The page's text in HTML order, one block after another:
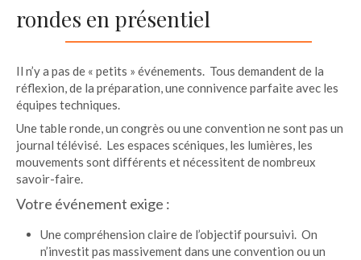
rondes en présentiel
Il n’y a pas de « petits » événements. Tous demandent de la
réflexion, de la préparation, une connivence parfaite avec les
équipes techniques.
Une table ronde, un congrès ou une convention ne sont pas un
journal télévisé. Les espaces scéniques, les lumières, les
mouvements sont différents et nécessitent de nombreux
savoir-faire.
Votre événement exige :
Une compréhension claire de l’objectif poursuivi. On
n’investit pas massivement dans une convention ou un